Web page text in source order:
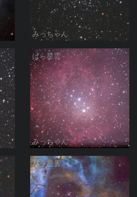
みっちゃん
ばら星雲
みっちゃん
バラ星雲